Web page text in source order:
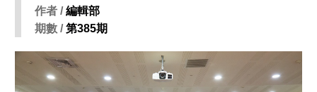
作者 /編輯部
期數 /第385期